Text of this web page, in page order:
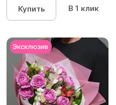
Купить В 1 клик